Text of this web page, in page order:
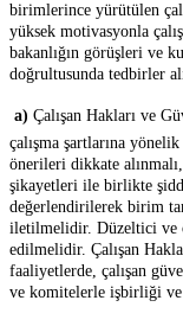
birimlerince yürütülen
yüksek motivasyonla
bakanlığın görüşleri ve
doğrultusunda tedbirler
a) Çalışan Hakları ve
çalışma şartlarına
önerileri dikkate
şikayetleri ile birlikte
değerlendirilerek birim
iletilmelidir. Düzeltici ve
edilmelidir. Çalışan
faaliyetlerde, çalışan
ve komitelerle işbirliği ve